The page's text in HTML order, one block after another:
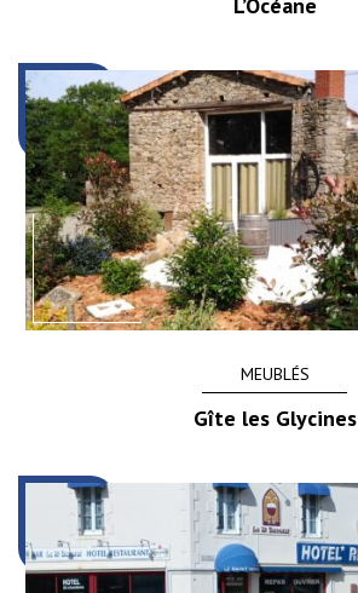
L’Océane
MEUBLÉS
Gîte les Glycines